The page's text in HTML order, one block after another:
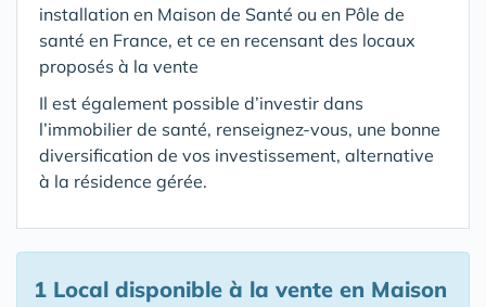
installation en Maison de Santé ou en Pôle de
santé en France, et ce en recensant des locaux
proposés à la vente
Il est également possible d’investir dans
l’immobilier de santé, renseignez-vous, une bonne
diversification de vos investissement, alternative
à la résidence gérée.
1 Local disponible à la vente en Maison